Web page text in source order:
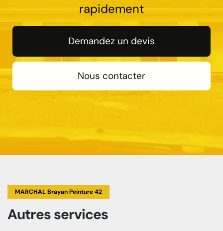
rapidement
Demandez un devis
Nous contacter
MARCHAL Brayan Peinture 42
Autres services